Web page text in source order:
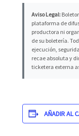
Aviso Legal:
plataforma de
productora ni
de su boletería.
ejecución,
recae absoluta y
ticketera externa
AÑADIR AL